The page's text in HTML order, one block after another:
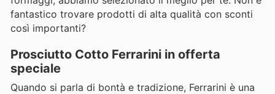
fantastico trovare prodotti di alta qualità con sconti
così importanti?
Prosciutto Cotto Ferrarini in offerta
speciale
Quando si parla di bontà e tradizione, Ferrarini è una